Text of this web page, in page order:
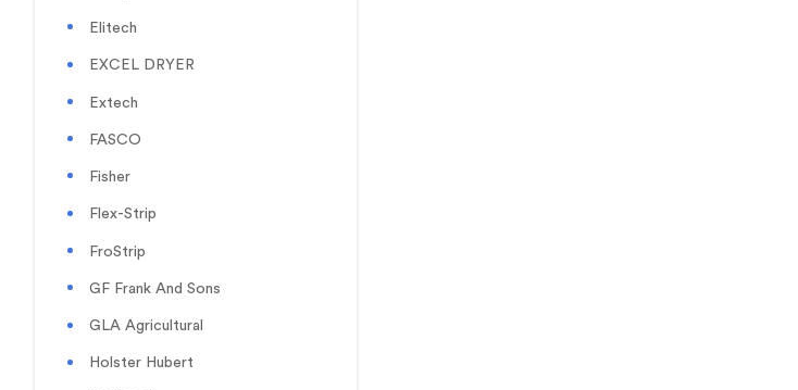
Elitech
EXCEL DRYER
Extech
FASCO
Fisher
Flex-Strip
FroStrip
GF Frank And Sons
GLA Agricultural
Holster Hubert